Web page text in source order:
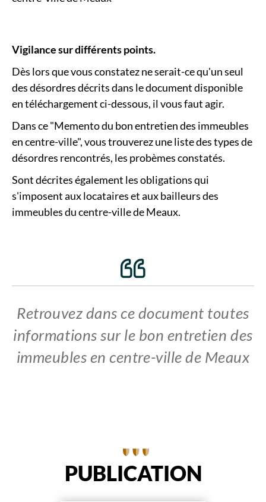
Vigilance sur différents points.
Dès lors que vous constatez ne serait-ce qu'un seul
des désordres décrits dans le document disponible
en téléchargement ci-dessous, il vous faut agir.
Dans ce "Memento du bon entretien des immeubles
en centre-ville", vous trouverez une liste des types de
désordres rencontrés, les probèmes constatés.
Sont décrites également les obligations qui
s'imposent aux locataires et aux bailleurs des
immeubles du centre-ville de Meaux.
Retrouvez dans ce document toutes
informations sur le bon entretien des
immeubles en centre-ville de Meaux
PUBLICATION